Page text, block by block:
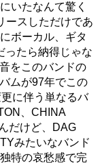
いたなんて驚く
ースしただけであ
ボーカル、ギタ
ったら納得じゃな
をこのバンドの
ムが97年でこの
に伴う単なるバ
、CHINA
だけど、DAG
みたいなバンド
特の哀愁感で完